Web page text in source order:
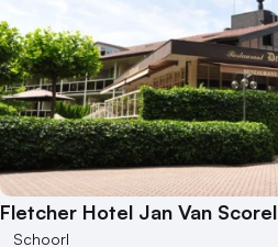
Fletcher Hotel Jan Van Scorel
Schoorl